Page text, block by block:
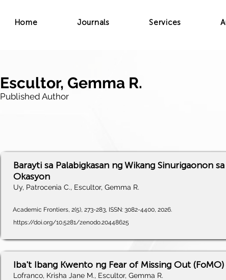
Home Journals Services
Escultor, Gemma R.
Published Author
Barayti sa Palabigkasan ng Wikang Sinurigaonon
Okasyon
Uy, Patrocenia C., Escultor, Gemma R.
Academic Frontiers, 2(5), 273-283, ISSN: 3082-4400, 2026.
https://doi.org/10.5281/zenodo.20448625
Iba't Ibang Kwento ng Fear of Missing Out (FoMO)
Lofranco, Krisha Jane M., Escultor, Gemma R.